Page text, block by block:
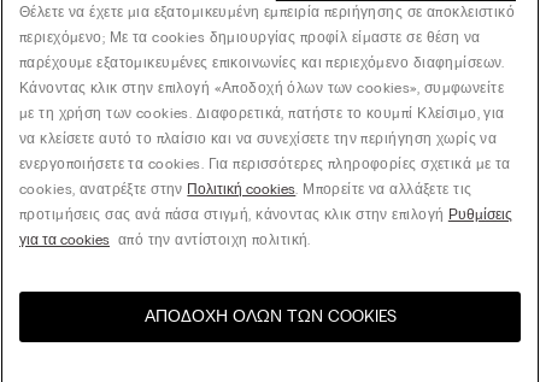
Επιλέξτε μέγεθος
Νομική περιοχή
Εταιρεία
© CALZEDONIA SpA, Via Monte Baldo, 20 - 37062 - Dossobuono di Villafranca (VR) -
United States
Θέλετε να έχετε μια εξατομικευμένη εμπειρία περιήγησης σε αποκλειστικό
περιεχόμενο; Με τα cookies δημιουργίας προφίλ είμαστε σε θέση να
παρέχουμε εξατομικευμένες επικοινωνίες και περιεχόμενο διαφημίσεων.
Κάνοντας κλικ στην επιλογή «Αποδοχή όλων των cookies», συμφωνείτε
με τη χρήση των cookies. Διαφορετικά, πατήστε το κουμπί Κλείσιμο, για
να κλείσετε αυτό το πλαίσιο και να συνεχίσετε την περιήγηση χωρίς να
ενεργοποιήσετε τα cookies. Για περισσότερες πληροφορίες σχετικά με τα
cookies, ανατρέξτε στην Πολιτική cookies. Μπορείτε να αλλάξετε τις
προτιμήσεις σας ανά πάσα στιγμή, κάνοντας κλικ στην επιλογή Ρυθμίσεις
για τα cookies από την αντίστοιχη πολιτική.
ΑΠΟΔΟΧΉ ΌΛΩΝ ΤΩΝ COOKIES